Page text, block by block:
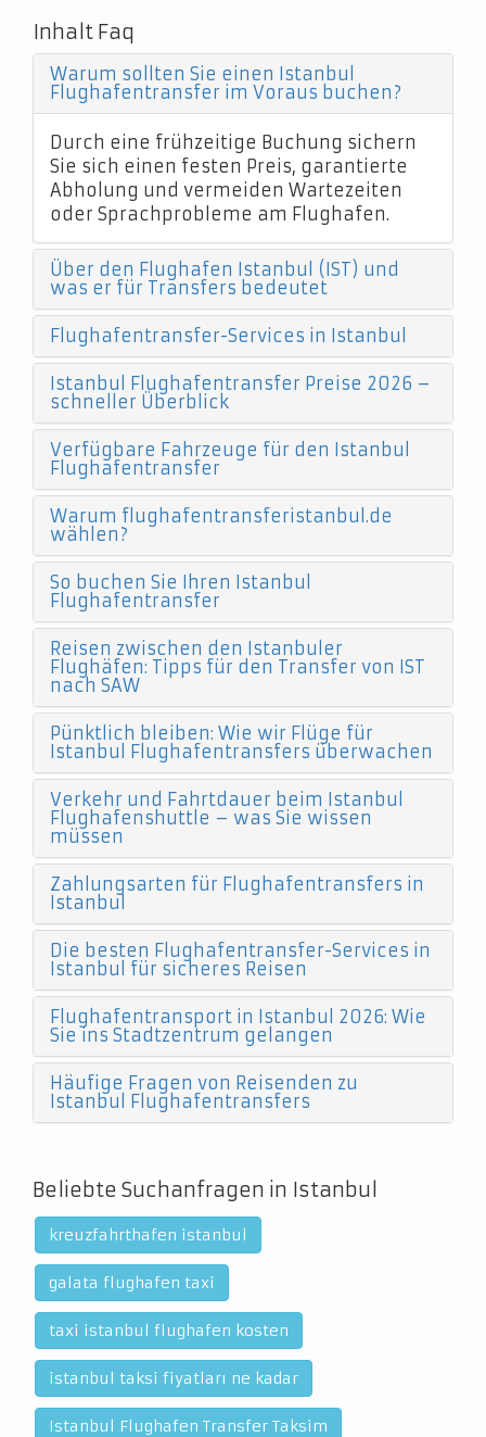
Inhalt Faq
Warum sollten Sie einen Istanbul
Flughafentransfer im Voraus buchen?
Durch eine frühzeitige Buchung sichern
Sie sich einen festen Preis, garantierte
Abholung und vermeiden Wartezeiten
oder Sprachprobleme am Flughafen.
Über den Flughafen Istanbul (IST) und
was er für Transfers bedeutet
Flughafentransfer-Services in Istanbul
Istanbul Flughafentransfer Preise 2026 –
schneller Überblick
Verfügbare Fahrzeuge für den Istanbul
Flughafentransfer
Warum flughafentransferistanbul.de
wählen?
So buchen Sie Ihren Istanbul
Flughafentransfer
Reisen zwischen den Istanbuler
Flughäfen: Tipps für den Transfer von IST
nach SAW
Pünktlich bleiben: Wie wir Flüge für
Istanbul Flughafentransfers überwachen
Verkehr und Fahrtdauer beim Istanbul
Flughafenshuttle – was Sie wissen
müssen
Zahlungsarten für Flughafentransfers in
Istanbul
Die besten Flughafentransfer-Services in
Istanbul für sicheres Reisen
Flughafentransport in Istanbul 2026: Wie
Sie ins Stadtzentrum gelangen
Häufige Fragen von Reisenden zu
Istanbul Flughafentransfers
Beliebte Suchanfragen in Istanbul
kreuzfahrthafen istanbul
galata flughafen taxi
taxi istanbul flughafen kosten
istanbul taksi fiyatları ne kadar
Istanbul Flughafen Transfer Taksim